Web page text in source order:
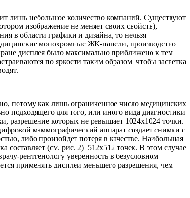
лишь небольшое количество компаний. Существуют
изображение не меняет своих свойств),
в области графики и дизайна, то нельзя
монохромные ЖК-панели, производство
дисплея было максимально приближено к тем
по яркости таким образом, чтобы засветка
потому как лишь ограниченное число медицинских
подходящего для того, или иного вида диагностики
разрешение которых не ревышает 1024x1024 точки.
маммографический аппарат создает снимки с
либо произойдет потеря в качестве. Наибольшая
составляет (см. рис. 2) 512x512 точек. В этом случае
рентгенологу уверенность в безусловном
применять дисплеи меньшего разрешения, чем